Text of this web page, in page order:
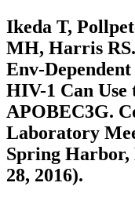
Ikeda T,
MH, Harris
Env-
HIV-1 Can Use
APOBEC3G.
Laboratory
Spring Harbor,
28, 2016).